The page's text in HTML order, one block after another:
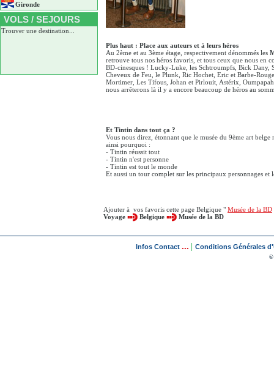
Gironde
VOLS / SEJOURS
Trouver une destination...
Plus haut : Place aux auteurs et à leurs héros
Au 2ème et au 3ème étage, respectivement dénommés les
retrouve tous nos héros favoris, et tous ceux que nous en
BD-cinesques ! Lucky-Luke, les Schtroumpfs, Bick
Cheveux de Feu, le Plunk, Ric Hochet, Eric et Barbe-
Mortimer, Les Tifous, Johan et Pirlouit, Astérix,
nous arrêterons là il y a encore beaucoup de héros au
Et Tintin dans tout ça ?
Vous nous direz, étonnant que le musée du 9ème art
ainsi pourquoi :
- Tintin réussit tout
- Tintin n'est personne
- Tintin est tout le monde
Et aussi un tour complet sur les principaux personnages et
Ajouter à vos favoris cette page Belgique " Musée de la BD
Voyage
Belgique Musée de la BD
Infos Contact ... Conditions Générales
©